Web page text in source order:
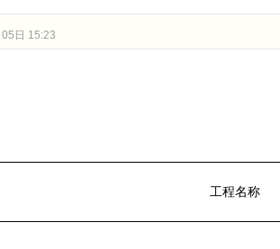
日 15:23
工程名称